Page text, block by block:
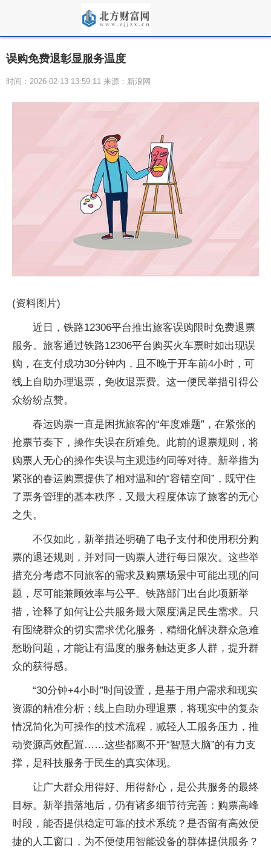
误购免费退彰显服务温度
时间：2026-02-13 13:59:11 来源：新浪网
(资料图片)
近日，铁路12306平台推出旅客误购限时免费退票
服务。旅客通过铁路12306平台购买火车票时如出现误
购，在支付成功30分钟内，且不晚于开车前4小时，可
线上自助办理退票，免收退票费。这一便民举措引得公
众纷纷点赞。
春运购票一直是困扰旅客的“年度难题”，在紧张的
抢票节奏下，操作失误在所难免。此前的退票规则，将
购票人无心的操作失误与主观违约同等对待。新举措为
紧张的春运购票提供了相对温和的“容错空间”，既守住
了票务管理的基本秩序，又最大程度体谅了旅客的无心
之失。
不仅如此，新举措还明确了电子支付和使用积分购
票的退还规则，并对同一购票人进行每日限次。这些举
措充分考虑不同旅客的需求及购票场景中可能出现的问
题，尽可能兼顾效率与公平。铁路部门出台此项新举
措，诠释了如何让公共服务最大限度满足民生需求。只
有围绕群众的切实需求优化服务，精细化解决群众急难
愁盼问题，才能让有温度的服务触达更多人群，提升群
众的获得感。
“30分钟+4小时”时间设置，是基于用户需求和现实
资源的精准分析；线上自助办理退票，将现实中的复杂
情况简化为可操作的技术流程，减轻人工服务压力，推
动资源高效配置……这些都离不开“智慧大脑”的有力支
撑，是科技服务于民生的真实体现。
让广大群众用得好、用得舒心，是公共服务的最终
目标。新举措落地后，仍有诸多细节待完善：购票高峰
时段，能否提供稳定可靠的技术系统？是否留有高效便
捷的人工窗口，为不便使用智能设备的群体提供服务？